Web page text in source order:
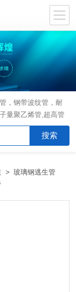
，钢带波纹管，耐
量聚乙烯管,超高管
>玻璃钢逃生管